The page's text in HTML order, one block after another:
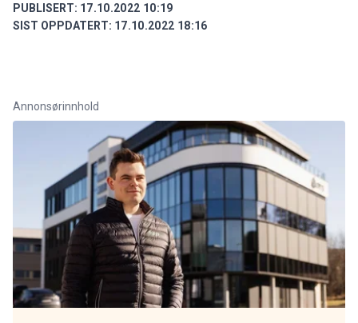
PUBLISERT: 17.10.2022 10:19
SIST OPPDATERT: 17.10.2022 18:16
Annonsørinnhold